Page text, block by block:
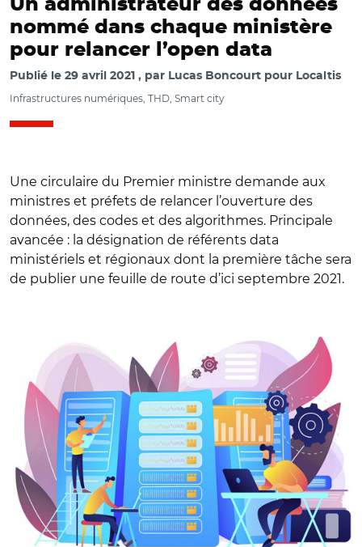
Un administrateur des données
nommé dans chaque ministère
pour relancer l’open data
Publié le 29 avril 2021 par Lucas Boncourt pour Localtis
Infrastructures numériques, THD, Smart city
Une circulaire du Premier ministre demande aux
ministres et préfets de relancer l’ouverture des
données, des codes et des algorithmes. Principale
avancée : la désignation de référents data
ministériels et régionaux dont la première tâche sera
de publier une feuille de route d’ici septembre 2021.